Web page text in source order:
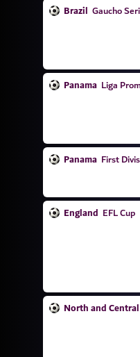
Brazil Gaucho
Panama Liga
Panama First
England EFL Cup
North and